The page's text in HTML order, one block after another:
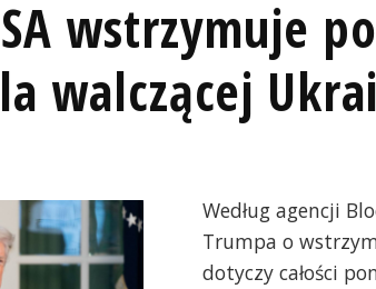
wstrzymuje
walczącej
Według agencji
Trumpa o
dotyczy całości